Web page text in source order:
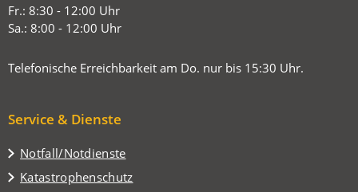
Tab)
Fr.: 8:30 - 12:00 Uhr
Sa.: 8:00 - 12:00 Uhr
Telefonische Erreichbarkeit am Do. nur bis 15:30 Uhr.
Service & Dienste
Notfall/Notdienste
Katastrophenschutz